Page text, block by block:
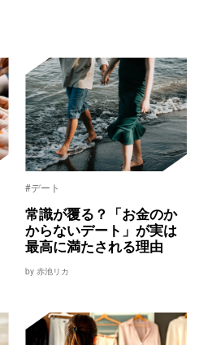
#デート
常識が覆る？「お金のか
からないデート」が実は
最高に満たされる理由
by 赤池リカ